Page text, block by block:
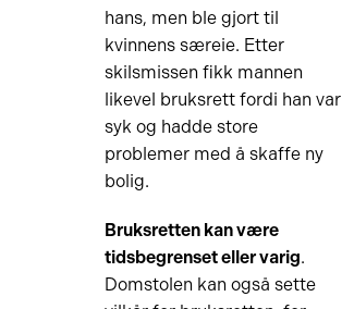
hans, men ble gjort til
kvinnens særeie. Etter
skilsmissen fikk mannen
likevel bruksrett fordi han var
syk og hadde store
problemer med å skaffe ny
bolig.
Bruksretten kan være
tidsbegrenset eller varig.
Domstolen kan også sette